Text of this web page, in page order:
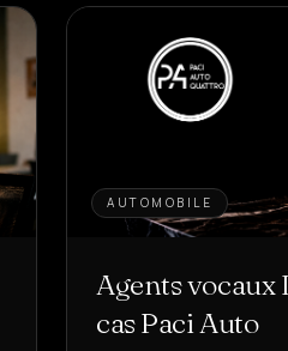
AUTOMOBILE
Agents vocaux
cas Paci Auto